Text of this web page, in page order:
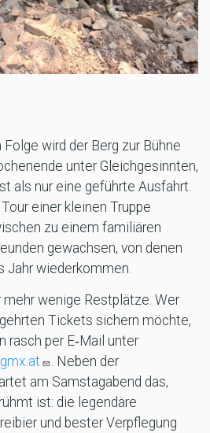
wird der Berg zur Bühne
unter Gleichgesinnten,
als nur eine geführte Ausfahrt.
einer kleinen Truppe
zu einem familiären
gewachsen, von denen
wiederkommen.
mehr wenige Restplätze. Wer
Tickets sichern möchte,
rasch per E‑Mail unter
. Neben der
am Samstagabend das,
ist: die legendäre
und bester Verpflegung